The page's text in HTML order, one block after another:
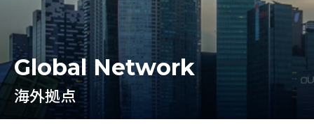
Global Network
海外拠点